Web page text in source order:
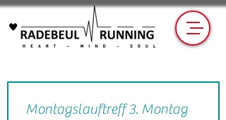
Montagslauftreff 3. Montag